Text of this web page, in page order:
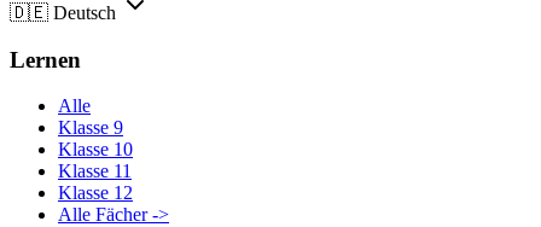
🇩🇪 Deutsch
Lernen
Alle
Klasse 9
Klasse 10
Klasse 11
Klasse 12
Alle Fächer ->